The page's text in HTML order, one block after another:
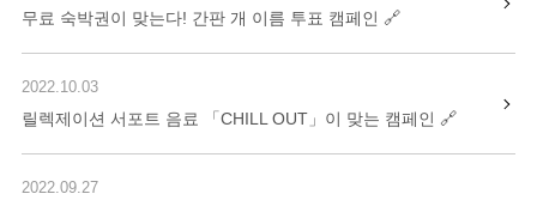
무료 숙박권이 맞는다! 간판 개 이름 투표 캠페인
2022.10.03
릴렉제이션 서포트 음료 「CHILL OUT」이 맞는 캠페인
2022.09.27